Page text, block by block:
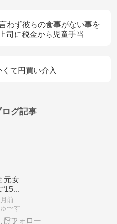
わず彼らの食事がない事を
司に税金から児童手当
て円買い介入
ログ記事
元女
歳
の不
激し
感…永
前
〜す